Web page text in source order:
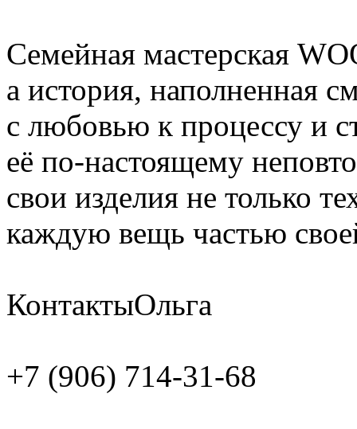
Семейная мастерская
а история, наполненная
с любовью к процессу и
её по-настоящему
свои изделия не только
каждую вещь частью
КонтактыОльга
+7 (906) 714-31-68